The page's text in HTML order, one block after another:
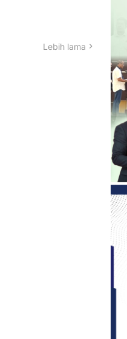
Lebih lama